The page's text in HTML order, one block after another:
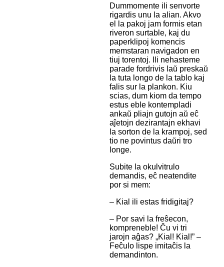
Dummomente ili senvorte
rigardis unu la alian. Akvo
el la pakoj jam formis etan
riveron surtable, kaj du
paperklipoj komencis
memstaran navigadon en
tiuj torentoj. Ili nehasteme
parade fordrivis laŭ preskaŭ
la tuta longo de la tablo kaj
falis sur la plankon. Kiu
scias, dum kiom da tempo
estus eble kontempladi
ankaŭ pliajn gutojn aŭ eĉ
aĵetojn dezirantajn ekhavi
la sorton de la krampoj, sed
tio ne povintus daŭri tro
longe.
Subite la okulvitrulo
demandis, eĉ neatendite
por si mem:
– Kial ili estas fridigitaj?
– Por savi la freŝecon,
kompreneble! Ĉu vi tri
jarojn aĝas? „Kial! Kial!” –
Feĉulo lispe imitaĉis la
demandinton.